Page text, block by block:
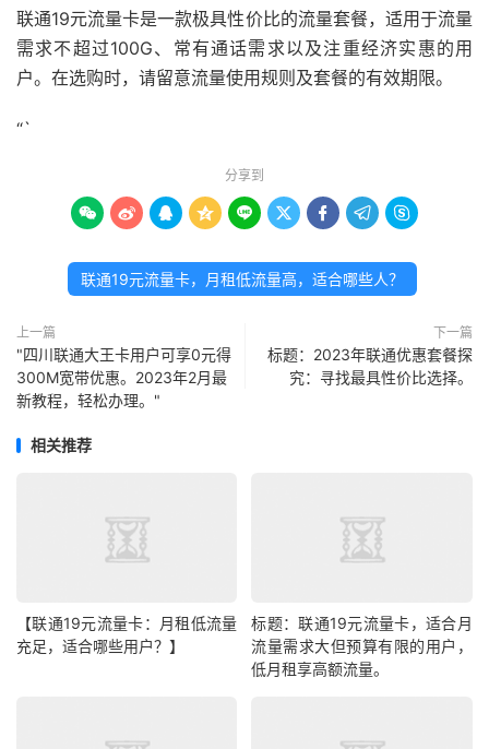
联通19元流量卡是一款极具性价比的流量套餐，适用于流量
需求不超过100G、常有通话需求以及注重经济实惠的用
户。在选购时，请留意流量使用规则及套餐的有效期限。
“`
分享到
        
联通19元流量卡，月租低流量高，适合哪些人？
上一篇
"四川联通大王卡用户可享0元得
300M宽带优惠。2023年2月最
新教程，轻松办理。"
下一篇
标题：2023年联通优惠套餐探
究：寻找最具性价比选择。
相关推荐
【联通19元流量卡：月租低流量
充足，适合哪些用户？】
标题：联通19元流量卡，适合月
流量需求大但预算有限的用户，
低月租享高额流量。